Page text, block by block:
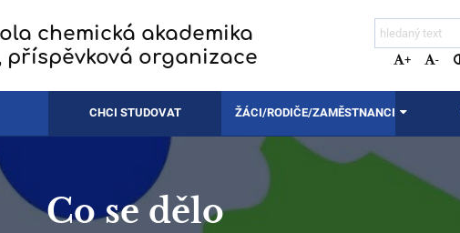
chemická akademika
příspěvková organizace
+ -
CHCI STUDOVAT ŽÁCI/RODIČE/ZAMĚSTNANCI
Co se dělo